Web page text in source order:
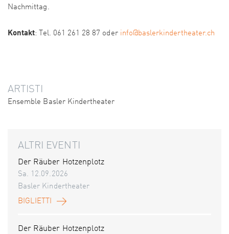
Nachmittag.
Kontakt: Tel. 061 261 28 87 oder info@baslerkindertheater.ch
ARTISTI
Ensemble Basler Kindertheater
ALTRI EVENTI
Der Räuber Hotzenplotz
Sa. 12.09.2026
Basler Kindertheater
BIGLIETTI
Der Räuber Hotzenplotz